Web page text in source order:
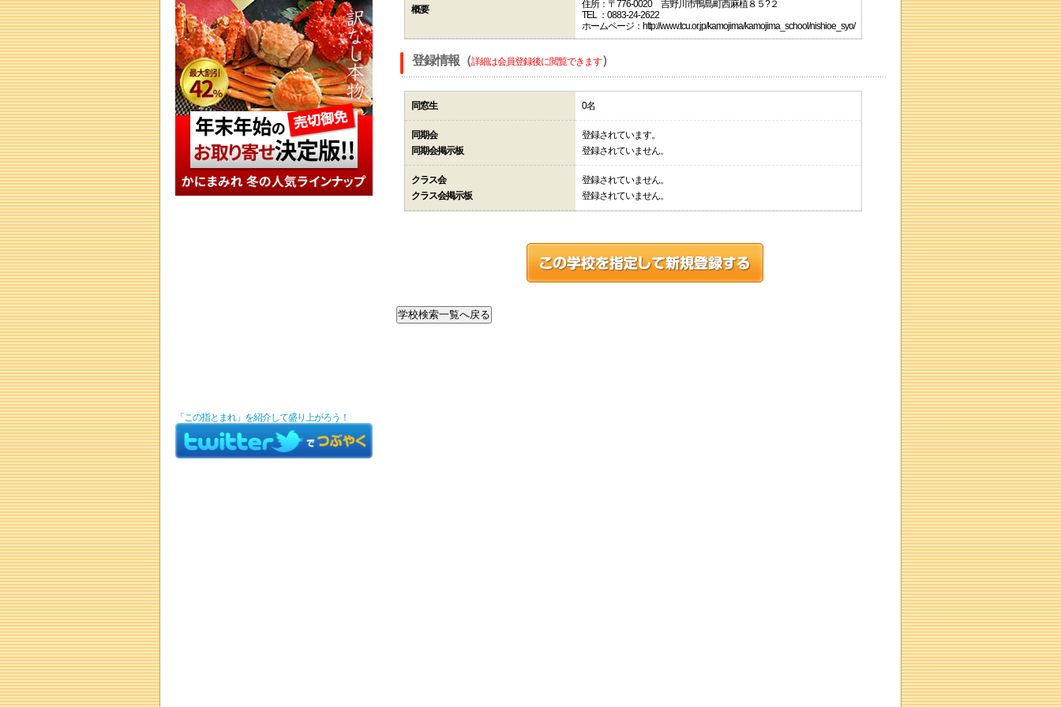
概要
住所：〒776-0020 吉野川市鴨島町西麻植８５?２
TEL ：0883-24-2622
ホームページ：http://www.tcu.or.jp/kamojima/kamojima_school/nishioe_syo/
登録情報（詳細は会員登録後に閲覧できます）
同窓生 0名
同期会
同期会掲示板
登録されています。
登録されていません。
クラス会
クラス会掲示板
登録されていません。
登録されていません。
「この指とまれ」を紹介して盛り上がろう！